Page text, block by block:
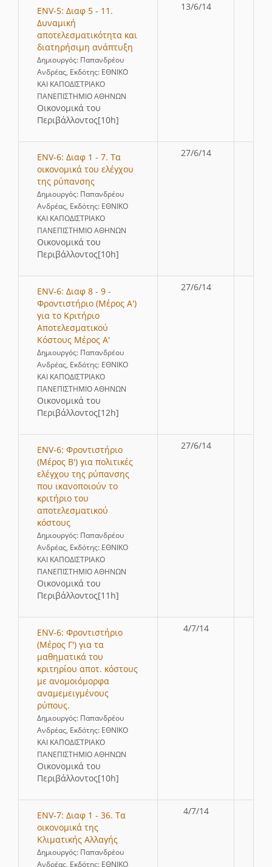
ENV-5: Διαφ 5 - 11.
Δυναμική
αποτελεσματικότητα και
διατηρήσιμη ανάπτυξη
Δημιουργός: Παπανδρέου
Ανδρέας, Εκδότης: ΕΘΝΙΚΟ
ΚΑΙ ΚΑΠΟΔΙΣΤΡΙΑΚΟ
ΠΑΝΕΠΙΣΤΗΜΙΟ ΑΘΗΝΩΝ
Οικονομικά του
Περιβάλλοντος[10h]
13/6/14
ENV-6: Διαφ 1 - 7. Τα
οικονομικά του ελέγχου
της ρύπανσης
Δημιουργός: Παπανδρέου
Ανδρέας, Εκδότης: ΕΘΝΙΚΟ
ΚΑΙ ΚΑΠΟΔΙΣΤΡΙΑΚΟ
ΠΑΝΕΠΙΣΤΗΜΙΟ ΑΘΗΝΩΝ
Οικονομικά του
Περιβάλλοντος[10h]
27/6/14
ENV-6: Διαφ 8 - 9 -
Φροντιστήριο (Μέρος Α')
για το Κριτήριο
Αποτελεσματικού
Κόστους Μέρος Α'
Δημιουργός: Παπανδρέου
Ανδρέας, Εκδότης: ΕΘΝΙΚΟ
ΚΑΙ ΚΑΠΟΔΙΣΤΡΙΑΚΟ
ΠΑΝΕΠΙΣΤΗΜΙΟ ΑΘΗΝΩΝ
Οικονομικά του
Περιβάλλοντος[12h]
27/6/14
ENV-6: Φροντιστήριο
(Μέρος Β') για πολιτικές
ελέγχου της ρύπανσης
που ικανοποιούν το
κριτήριο του
αποτελεσματικού
κόστους
Δημιουργός: Παπανδρέου
Ανδρέας, Εκδότης: ΕΘΝΙΚΟ
ΚΑΙ ΚΑΠΟΔΙΣΤΡΙΑΚΟ
ΠΑΝΕΠΙΣΤΗΜΙΟ ΑΘΗΝΩΝ
Οικονομικά του
Περιβάλλοντος[11h]
27/6/14
ENV-6: Φροντιστήριο
(Μέρος Γ') για τα
μαθηματικά του
κριτηρίου αποτ. κόστους
με ανομοιόμορφα
αναμεμειγμένους
ρύπους.
Δημιουργός: Παπανδρέου
Ανδρέας, Εκδότης: ΕΘΝΙΚΟ
ΚΑΙ ΚΑΠΟΔΙΣΤΡΙΑΚΟ
ΠΑΝΕΠΙΣΤΗΜΙΟ ΑΘΗΝΩΝ
Οικονομικά του
Περιβάλλοντος[10h]
4/7/14
ENV-7: Διαφ 1 - 36. Τα
οικονομικά της
Κλιματικής Αλλαγής
Δημιουργός: Παπανδρέου
Ανδρέας, Εκδότης: ΕΘΝΙΚΟ
4/7/14